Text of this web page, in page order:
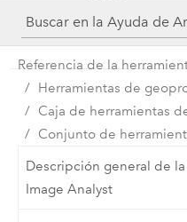
Referencia de la
Herramientas de
Caja de herramientas
Conjunto de
Descripción general de
Image Analyst